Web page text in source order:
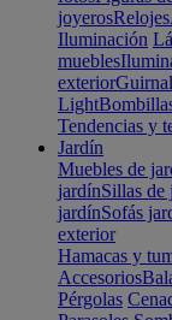
joyerosRelojes
Iluminación
muebles
exterior
Light
Tendencias y
Jardín
Muebles de
jardínSillas de
jardínSofás
exterior
Hamacas y
Accesorios
Pérgolas